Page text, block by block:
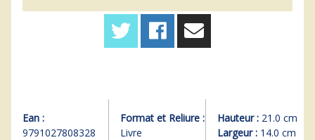
Ean :
9791027808328
Format et Reliure :
Livre
Hauteur : 21.0 cm
Largeur : 14.0 cm